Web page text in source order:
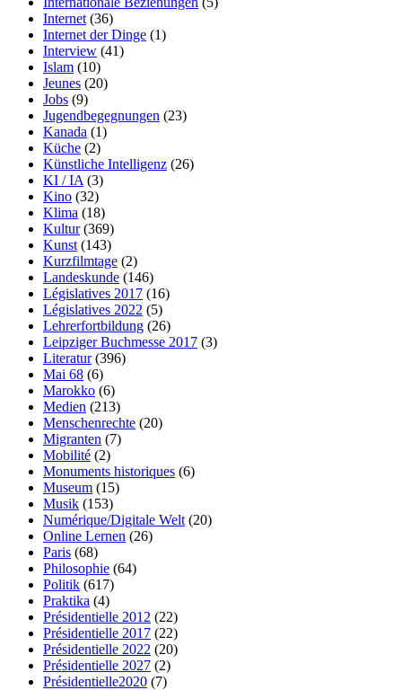
Internet (36)
Internet der Dinge (1)
Interview (41)
Islam (10)
Jeunes (20)
Jobs (9)
Jugendbegegnungen (23)
Kanada (1)
Küche (2)
Künstliche Intelligenz (26)
KI / IA (3)
Kino (32)
Klima (18)
Kultur(369)
Kunst (143)
Kurzfilmtage (2)
Landeskunde (146)
Législatives 2017 (16)
Législatives 2022 (5)
Lehrerfortbildung (26)
Leipziger Buchmesse 2017 (3)
Literatur(396)
Mai 68 (6)
Marokko (6)
Medien (213)
Menschenrechte (20)
Migranten (7)
Mobilité (2)
Monuments historiques (6)
Museum (15)
Musik (153)
Numérique/Digitale Welt (20)
Online Lernen (26)
Paris (68)
Philosophie (64)
Politik (617)
Praktika (4)
Présidentielle 2012 (22)
Présidentielle 2017 (22)
Présidentielle 2022 (20)
Présidentielle 2027 (2)
Présidentielle2020 (7)